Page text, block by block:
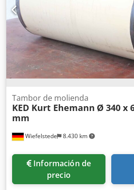
Wiefelstede 8.430 km
Tambor de molienda
KED Kurt Ehemann Ø 340 x
mm
Información de
precio